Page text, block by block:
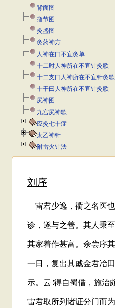
背面图
指节图
灸盏图
灸药神方
人神在曰不宜灸单
十二时人神所在不宜针灸歌
十二支曰人神所在不宜针灸歌
十干曰人神所在不宜针灸歌
尻神图
九宫尻神歌
应灸七十症
太乙神针
附雷火针法